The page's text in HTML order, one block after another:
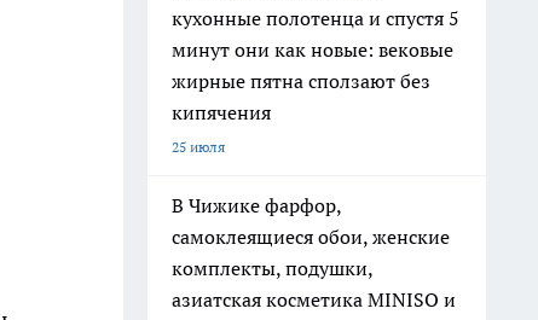
кухонные полотенца и спустя 5
минут они как новые: вековые
жирные пятна сползают без
кипячения
25 июля
В Чижике фарфор,
самоклеящиеся обои, женские
комплекты, подушки,
азиатская косметика MINISO и